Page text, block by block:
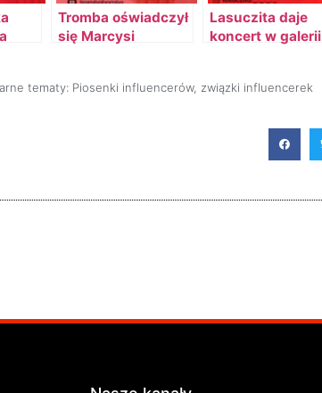
Tromba oświadczył
się Marcysi
Lasuczita daje
koncert w galerii
tematy: Piosenki influencerów, związki influencerek